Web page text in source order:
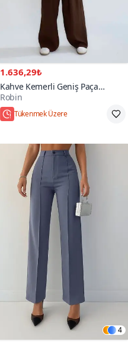
1.636,29₺
Kahve Kemerli Geniş Paça
Pantolon
Robin
Hızlı Kargo
4